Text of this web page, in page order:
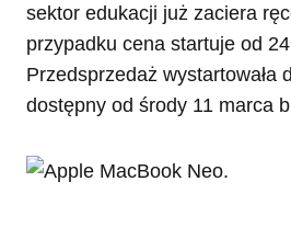
sektor edukacji już zaciera
przypadku cena startuje od
Przedsprzedaż wystartowała
dostępny od środy 11 marca